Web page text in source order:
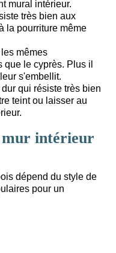
mural intérieur.
très bien aux
la pourriture même
mêmes
le cyprès. Plus il
s'embellit.
qui résiste très bien
teint ou laisser au
intérieur
dépend du style de
pour un